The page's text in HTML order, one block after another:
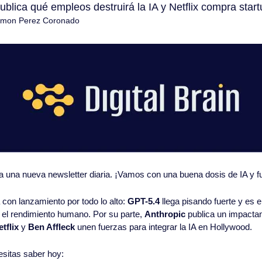
qué empleos destruirá la IA y Netflix compra
Perez Coronado
una nueva newsletter diaria. ¡Vamos con una buena dosis de IA y
lanzamiento por todo lo alto: GPT-5.4 llega pisando fuerte y es
rendimiento humano. Por su parte, Anthropic publica un
y Ben Affleck unen fuerzas para integrar la IA en Hollywood.
saber hoy: